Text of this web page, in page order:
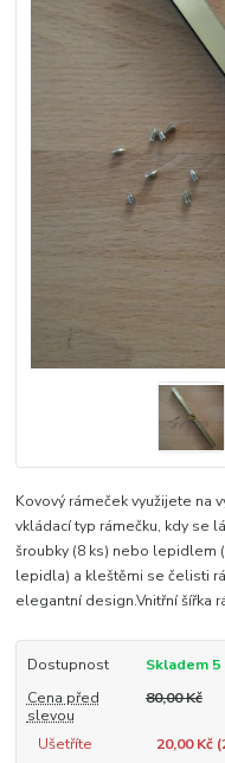
Kovový rámeček využijete na
vkládací typ rámečku, kdy se
šroubky (8 ks) nebo lepidlem
lepidla) a kleštěmi se čelisti
elegantní design.Vnitřní šířka
Dostupnost
Skladem 5
Cena před
slevou
80,00 Kč
Ušetříte 20,00 Kč (